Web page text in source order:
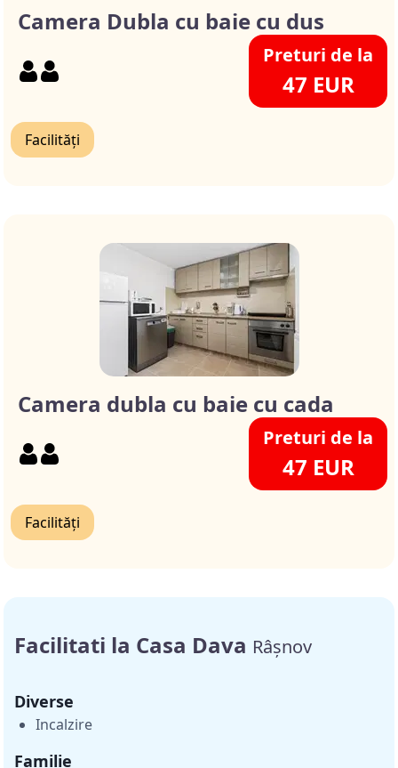
Camera Dubla cu baie cu dus
Preturi de la
47 EUR
Facilități
Camera dubla cu baie cu cada
Preturi de la
47 EUR
Facilități
Facilitati la Casa Dava Râșnov
Diverse
Incalzire
Familie